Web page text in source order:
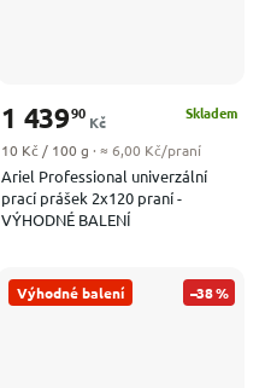
Ariel Professional univerzální
prací prášek 2x120 praní -
VÝHODNÉ BALENÍ
Skladem
1 43990
Kč
Měrná cena:
10 Kč / 100 g · ≈ 6,00 Kč/praní
Výhodné balení –38 %